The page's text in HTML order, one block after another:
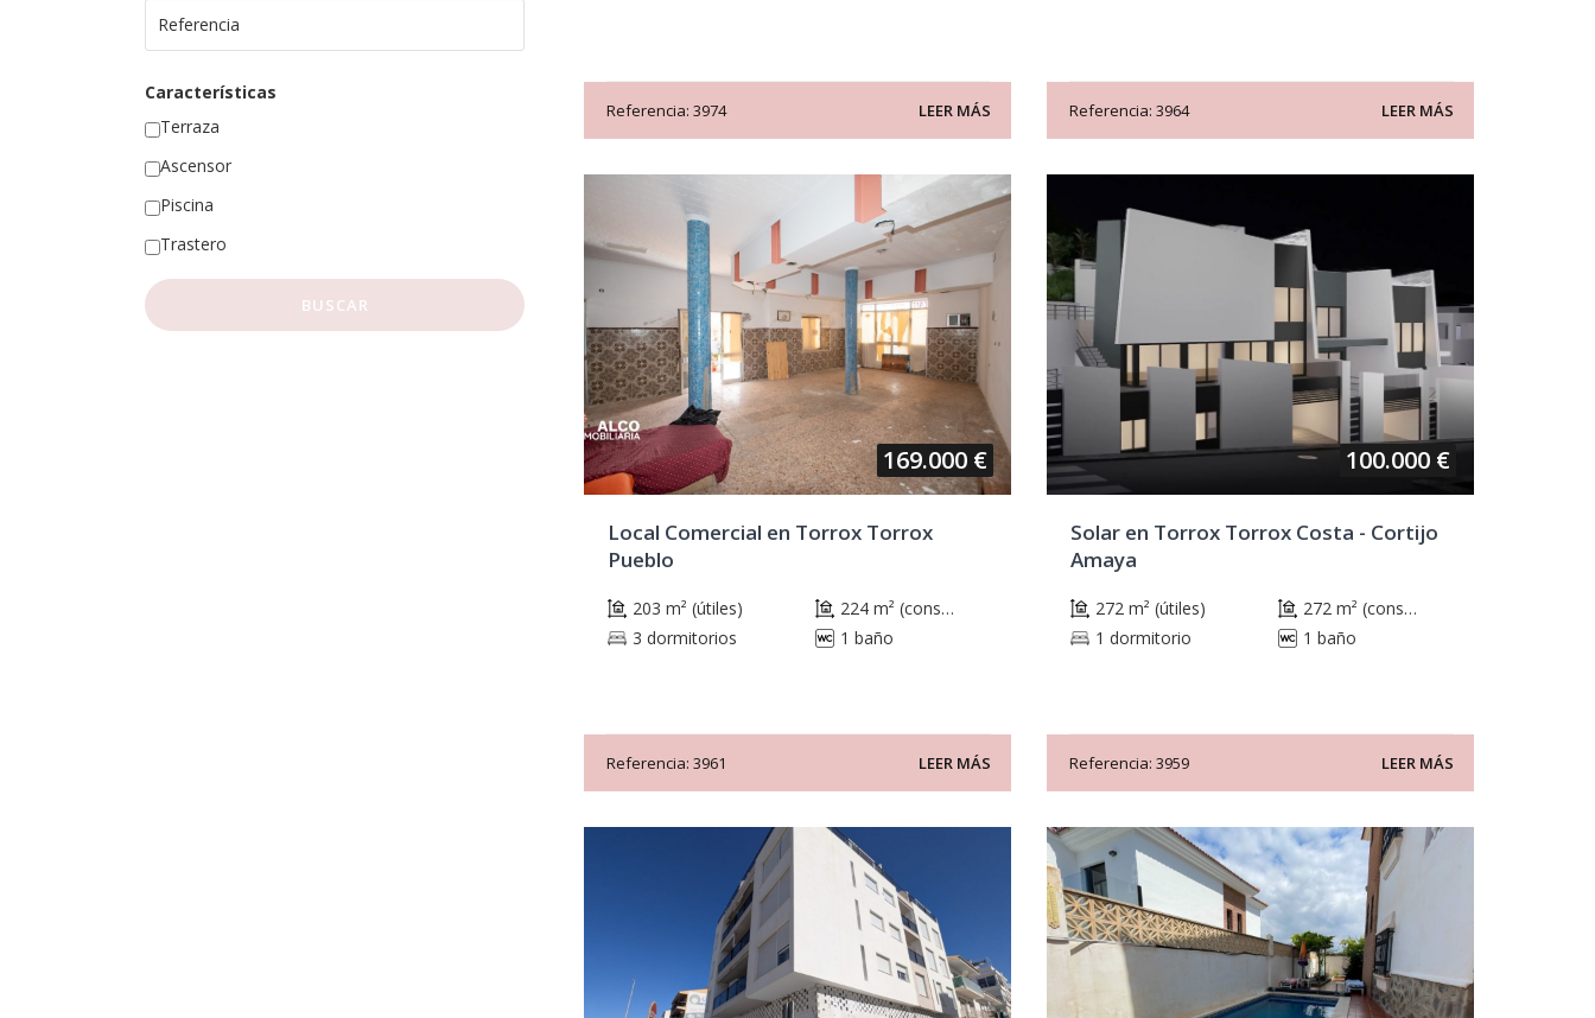
Referencia: 3974 LEER MÁS Referencia: 3964 LEER MÁS
169.000 €
Local Comercial en Torrox Torrox
Pueblo
203 m² (útiles)
224 m² (construidos)
3 dormitorios
1 baño
Referencia: 3961 LEER MÁS
100.000 €
Solar en Torrox Torrox Costa - Cortijo
Amaya
272 m² (útiles)
272 m² (construidos)
1 dormitorio
1 baño
Referencia: 3959 LEER MÁS
Características
Terraza
Ascensor
Piscina
Trastero
BUSCAR